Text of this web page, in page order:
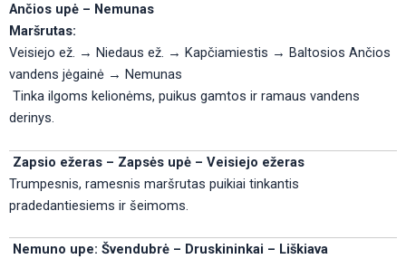
Ančios upė – Nemunas
Maršrutas:
Veisiejo ež. → Niedaus ež. → Kapčiamiestis → Baltosios Ančios
vandens jėgainė → Nemunas
Tinka ilgoms kelionėms, puikus gamtos ir ramaus vandens
derinys.
Zapsio ežeras – Zapsės upė – Veisiejo ežeras
Trumpesnis, ramesnis maršrutas puikiai tinkantis
pradedantiesiems ir šeimoms.
Nemuno upe: Švendubrė – Druskininkai – Liškiava